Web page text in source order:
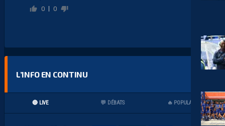
0 0
L’INFO EN CONTINU
🔴 LIVE 💬 DÉBATS 🔥 POPULAIRES